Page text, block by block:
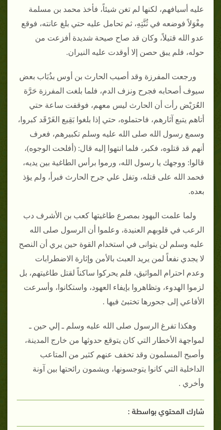
عليه أسيافهم، لكنها لم تغن شيئاً، فأخذ محمد بن مسلمة
مِغْوَلاً فوضعه في ثُنَّتِهِ، ثم تحامل عليه حتي بلغ عانته، فوقع
عدو الله قتيلاً، وكان قد صاح صيحة شديدة أفزعت من
حوله، فلم يبق حصن إلا أوقدت عليه النيران‏.‏
ورجعت المفرزة وقد أصيب الحارث بن أوس بذُبَاب بعض
سيوف أصحابه فجرح ونزف الدم، فلما بلغت المفرزة حَرَّة
العُرَيْض رأت أن الحارث ليس معهم، فوقفت ساعة حتي
أتاهم يتبع آثارهم، فاحتملوه، حتي إذا بلغوا بَقِيع الغَرْقَد كبروا،
وسمع رسول الله صلى الله عليه وسلم تكبيرهم، فعرف
أنهم قد قتلوه، فكبر، فلما انتهوا إليه قال‏:‏ ‏(‏أفلحت الوجوه‏)‏،
قالوا‏:‏ ووجهك يا رسول الله، ورموا برأس الطاغية بين يديه،
فحمد الله على قتله، وتفل علي جرح الحارث فبرأ، ولم يؤذ
بعده‏.‏
ولما علمت اليهود بمصرع طاغيتها كعب بن الأشرف دب
الرعب في قلوبهم العنيدة، وعلموا أن الرسول صلى الله
عليه وسلم لن يتوانى في استخدام القوة حين يري أن النصح
لا يجدي نفعاً لمن يريد العبث بالأمن وإثارة الاضطرابات
وعدم احترام المواثيق، فلم يحركوا ساكناً لقتل طاغيتهم، بل
لزموا الهدوء، وتظاهروا بإيفاء العهود، واستكانوا، وأسرعت
الأفاعي إلى جحورها تختبئ فيها ‏.‏
وهكذا تفرغ الرسول صلى الله عليه وسلم ـ إلي حين ـ
لمواجهة الأخطار التي كان يتوقع حدوثها من خارج المدينة،
وأصبح المسلمون وقد تخفف عنهم كثير من المتاعب
الداخلية التي كانوا يتوجسونها، ويشمون رائحتها بين آونة
وأخري ‏.
شارك المحتوي بواسطة :